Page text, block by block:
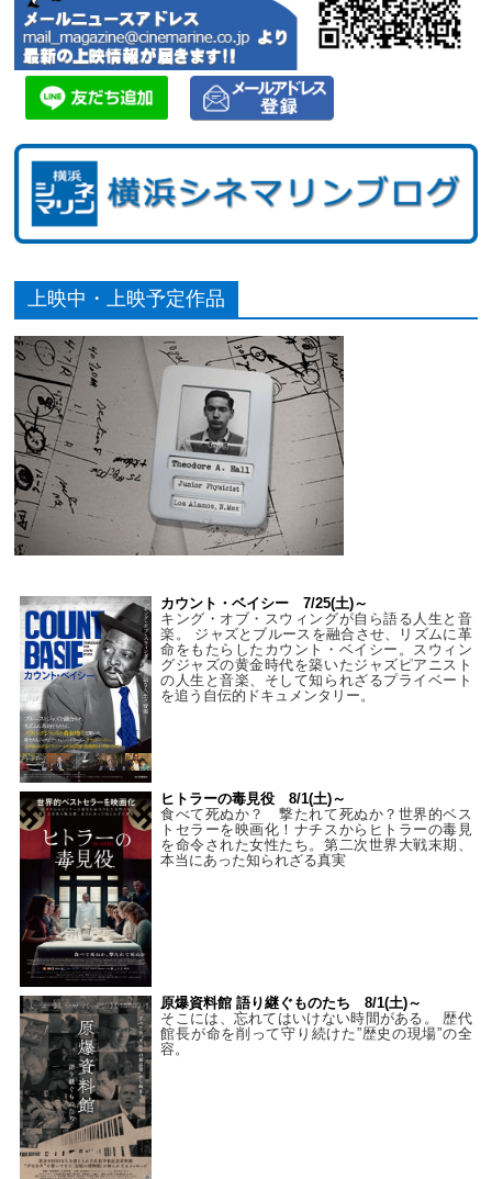
上映中・上映予定作品
カウント・ベイシー 7/25(土)～
キング・オブ・スウィングが自ら語る人生と音
楽。 ジャズとブルースを融合させ、リズムに革
命をもたらしたカウント・ベイシー。スウィン
グジャズの黄金時代を築いたジャズピアニスト
の人生と音楽、そして知られざるプライベート
を追う自伝的ドキュメンタリー。
ヒトラーの毒見役 8/1(土)～
食べて死ぬか？ 撃たれて死ぬか？世界的ベス
トセラーを映画化！ナチスからヒトラーの毒見
を命令された女性たち。第二次世界大戦末期、
本当にあった知られざる真実
原爆資料館 語り継ぐものたち 8/1(土)～
そこには、忘れてはいけない時間がある。 歴代
館長が命を削って守り続けた”歴史の現場”の全
容。